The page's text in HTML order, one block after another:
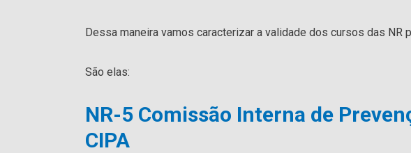
Dessa maneira vamos caracterizar a validade dos cursos das NR
São elas:
NR-5 Comissão Interna de
CIPA